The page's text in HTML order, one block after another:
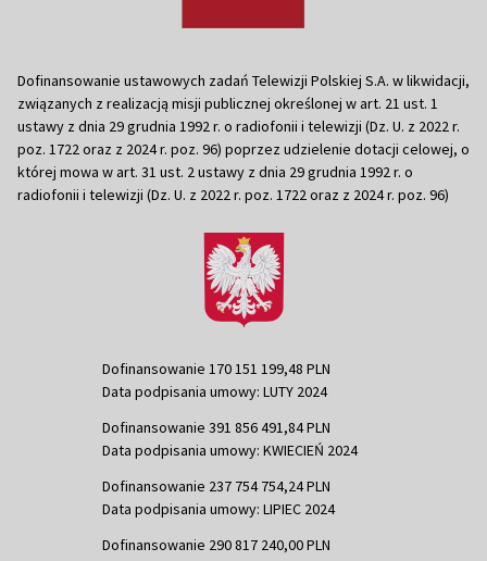
Dofinansowanie ustawowych zadań Telewizji Polskiej S.A. w likwidacji,
związanych z realizacją misji publicznej określonej w art. 21 ust. 1
ustawy z dnia 29 grudnia 1992 r. o radiofonii i telewizji (Dz. U. z 2022 r.
poz. 1722 oraz z 2024 r. poz. 96) poprzez udzielenie dotacji celowej, o
której mowa w art. 31 ust. 2 ustawy z dnia 29 grudnia 1992 r. o
radiofonii i telewizji (Dz. U. z 2022 r. poz. 1722 oraz z 2024 r. poz. 96)
Dofinansowanie 170 151 199,48 PLN
Data podpisania umowy: LUTY 2024
Dofinansowanie 391 856 491,84 PLN
Data podpisania umowy: KWIECIEŃ 2024
Dofinansowanie 237 754 754,24 PLN
Data podpisania umowy: LIPIEC 2024
Dofinansowanie 290 817 240,00 PLN